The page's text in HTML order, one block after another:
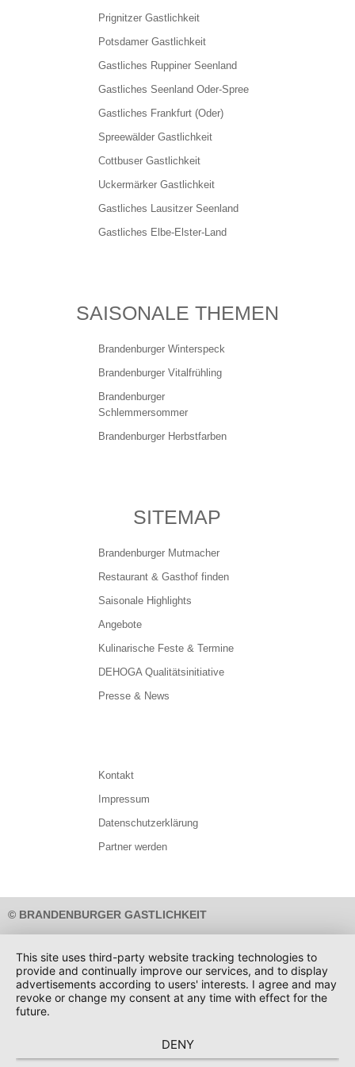
HOGA like - Unternehmensbefragung
Unternehmensfragebogen
Darum Nachhaltigkeit
Produkte aus der Region für mich
Mitglied werden
Kontakt
Datenschutz
Prignitzer Gastlichkeit
Potsdamer Gastlichkeit
Gastliches Ruppiner Seenland
Gastliches Seenland Oder-Spree
Gastliches Frankfurt (Oder)
Spreewälder Gastlichkeit
Cottbuser Gastlichkeit
Uckermärker Gastlichkeit
Gastliches Lausitzer Seenland
Gastliches Elbe-Elster-Land
SAISONALE THEMEN
Brandenburger Winterspeck
Brandenburger Vitalfrühling
Brandenburger
Schlemmersommer
Brandenburger Herbstfarben
SITEMAP
Brandenburger Mutmacher
Restaurant & Gasthof finden
Saisonale Highlights
Angebote
Kulinarische Feste & Termine
DEHOGA Qualitätsinitiative
Presse & News
Kontakt
Impressum
Datenschutzerklärung
Partner werden
© BRANDENBURGER GASTLICHKEIT
Design: Umsetzung:
This site uses third-party website tracking technologies to
provide and continually improve our services, and to display
advertisements according to users' interests. I agree and may
revoke or change my consent at any time with effect for the
future.
DENY